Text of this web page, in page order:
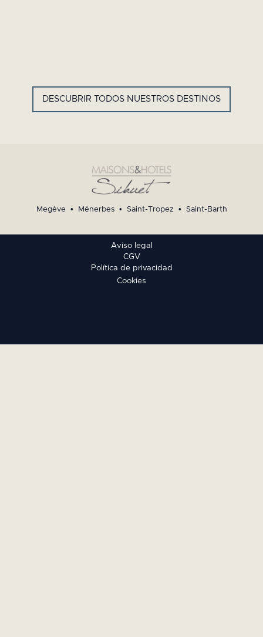
DESCUBRIR TODOS NUESTROS DESTINOS
Megève • Ménerbes• Saint-Tropez • Saint-Barth
Aviso legal
CGV
Política de privacidad
Cookies